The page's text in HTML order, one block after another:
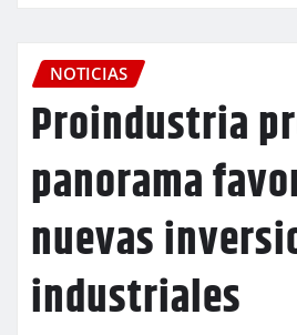
NOTICIAS
Proindustria
panorama
nuevas
industriales